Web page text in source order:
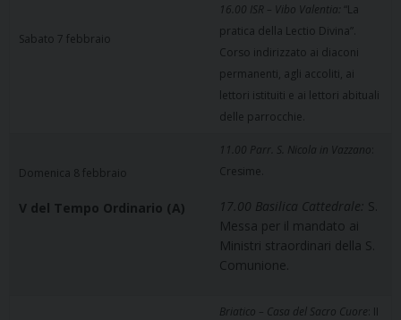
Sabato 7 febbraio
16.00 ISR – Vibo Valentia:
“La
pratica della Lectio Divina”.
Corso indirizzato ai diaconi
permanenti, agli accoliti, ai
lettori istituiti e ai lettori abituali
delle parrocchie.
Domenica 8 febbraio
V del Tempo Ordinario (A)
11.00 Parr. S. Nicola in Vazzano
Cresime.
17.00 Basilica Cattedrale: S.
Messa per il mandato ai
Ministri straordinari della S.
Comunione.
Briatico – Casa del Sacro Cuore : II